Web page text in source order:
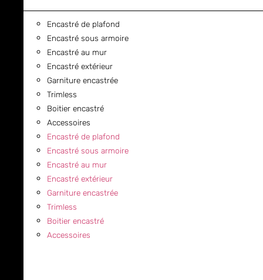
Encastré de plafond
Encastré sous armoire
Encastré au mur
Encastré extérieur
Garniture encastrée
Trimless
Boitier encastré
Accessoires
Encastré de plafond
Encastré sous armoire
Encastré au mur
Encastré extérieur
Garniture encastrée
Trimless
Boitier encastré
Accessoires